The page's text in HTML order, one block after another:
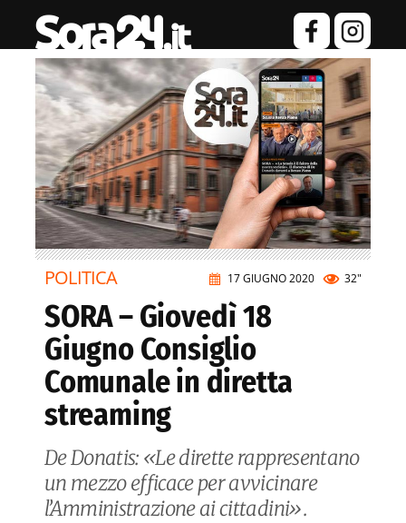
17 GIUGNO 2020 32"
POLITICA
SORA – Giovedì 18
Giugno Consiglio
Comunale in diretta
streaming
De Donatis: «Le dirette rappresentano
un mezzo efficace per avvicinare
l’Amministrazione ai cittadini».